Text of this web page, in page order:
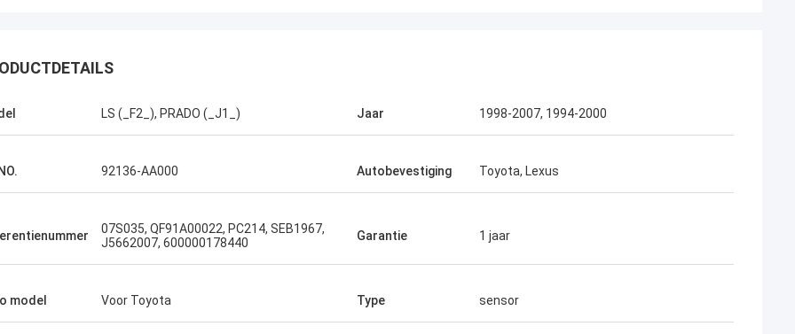
LS (_F2_), PRADO (_J1_) Jaar 1998-2007, 1994-2000
92136-AA000 Autobevestiging Toyota, Lexus
07S035, QF91A00022, PC214, SEB1967,
J5662007, 600000178440
Garantie 1 jaar
model Voor Toyota Type sensor